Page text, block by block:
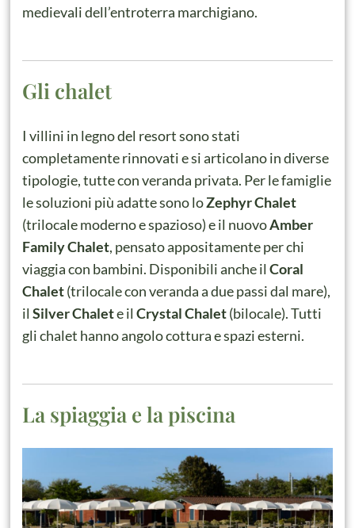
medievali dell’entroterra marchigiano.
Gli chalet
I villini in legno del resort sono stati
completamente rinnovati e si articolano in diverse
tipologie, tutte con veranda privata. Per le famiglie
le soluzioni più adatte sono loZephyr Chalet
(trilocale moderno e spazioso) e il nuovoAmber
Family Chalet, pensato appositamente per chi
viaggia con bambini. Disponibili anche ilCoral
Chalet(trilocale con veranda a due passi dal mare),
ilSilver Chalete ilCrystal Chalet(bilocale). Tutti
gli chalet hanno angolo cottura e spazi esterni.
La spiaggia e la piscina